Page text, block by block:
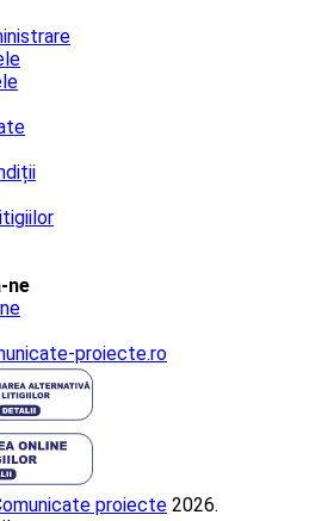
ne
proiecte.ro
proiecte 2026.